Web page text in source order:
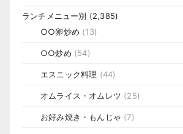
ランチメニュー別 (2,385)
○○卵炒め (13)
○○炒め (54)
エスニック料理 (44)
オムライス・オムレツ (25)
お好み焼き・もんじゃ (7)